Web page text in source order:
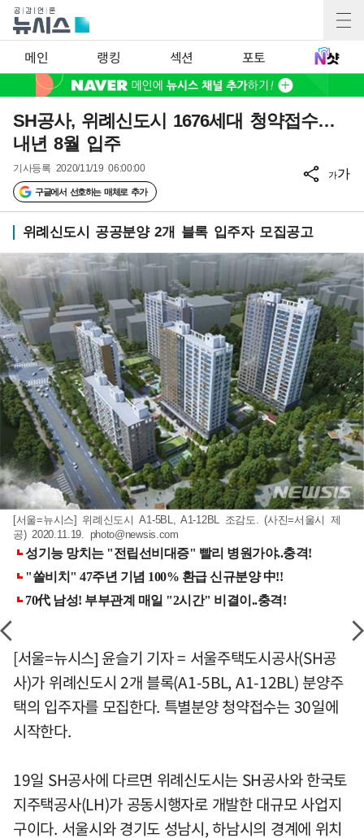
메인 랭킹 섹션 포토
SH공사, 위례신도시 1676세대 청약접수…
내년 8월 입주
기사등록 2020/11/19 06:00:00
구글에서 선호하는 매체로 추가
가가
위례신도시 공공분양 2개 블록 입주자 모집공고
[서울=뉴시스] 위례신도시 A1-5BL, A1-12BL 조감도. (사진=서울시 제
공) 2020.11.19. photo@newsis.com
[서울=뉴시스] 윤슬기 기자 = 서울주택도시공사(SH공
사)가 위례신도시 2개 블록(A1-5BL, A1-12BL) 분양주
택의 입주자를 모집한다. 특별분양 청약접수는 30일에
시작한다.
19일 SH공사에 다르면 위례신도시는 SH공사와 한국토
지주택공사(LH)가 공동시행자로 개발한 대규모 사업지
구이다. 서울시와 경기도 성남시, 하남시의 경계에 위치